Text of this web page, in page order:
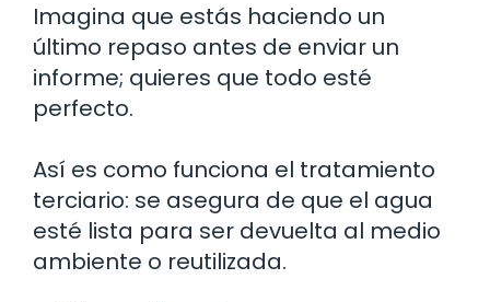
Imagina que estás haciendo un
último repaso antes de enviar un
informe; quieres que todo esté
perfecto.
Así es como funciona el tratamiento
terciario: se asegura de que el agua
esté lista para ser devuelta al medio
ambiente o reutilizada.